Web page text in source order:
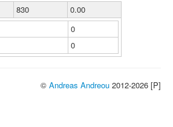
830
0.00
0
0
© Andreas Andreou 2012-2026 [P]